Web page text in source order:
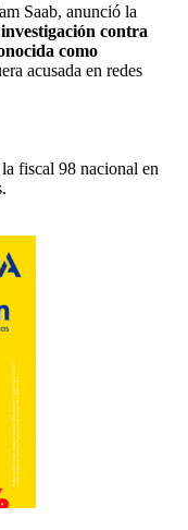
Saab, anunció la
contra
como
acusada en redes
fiscal 98 nacional en